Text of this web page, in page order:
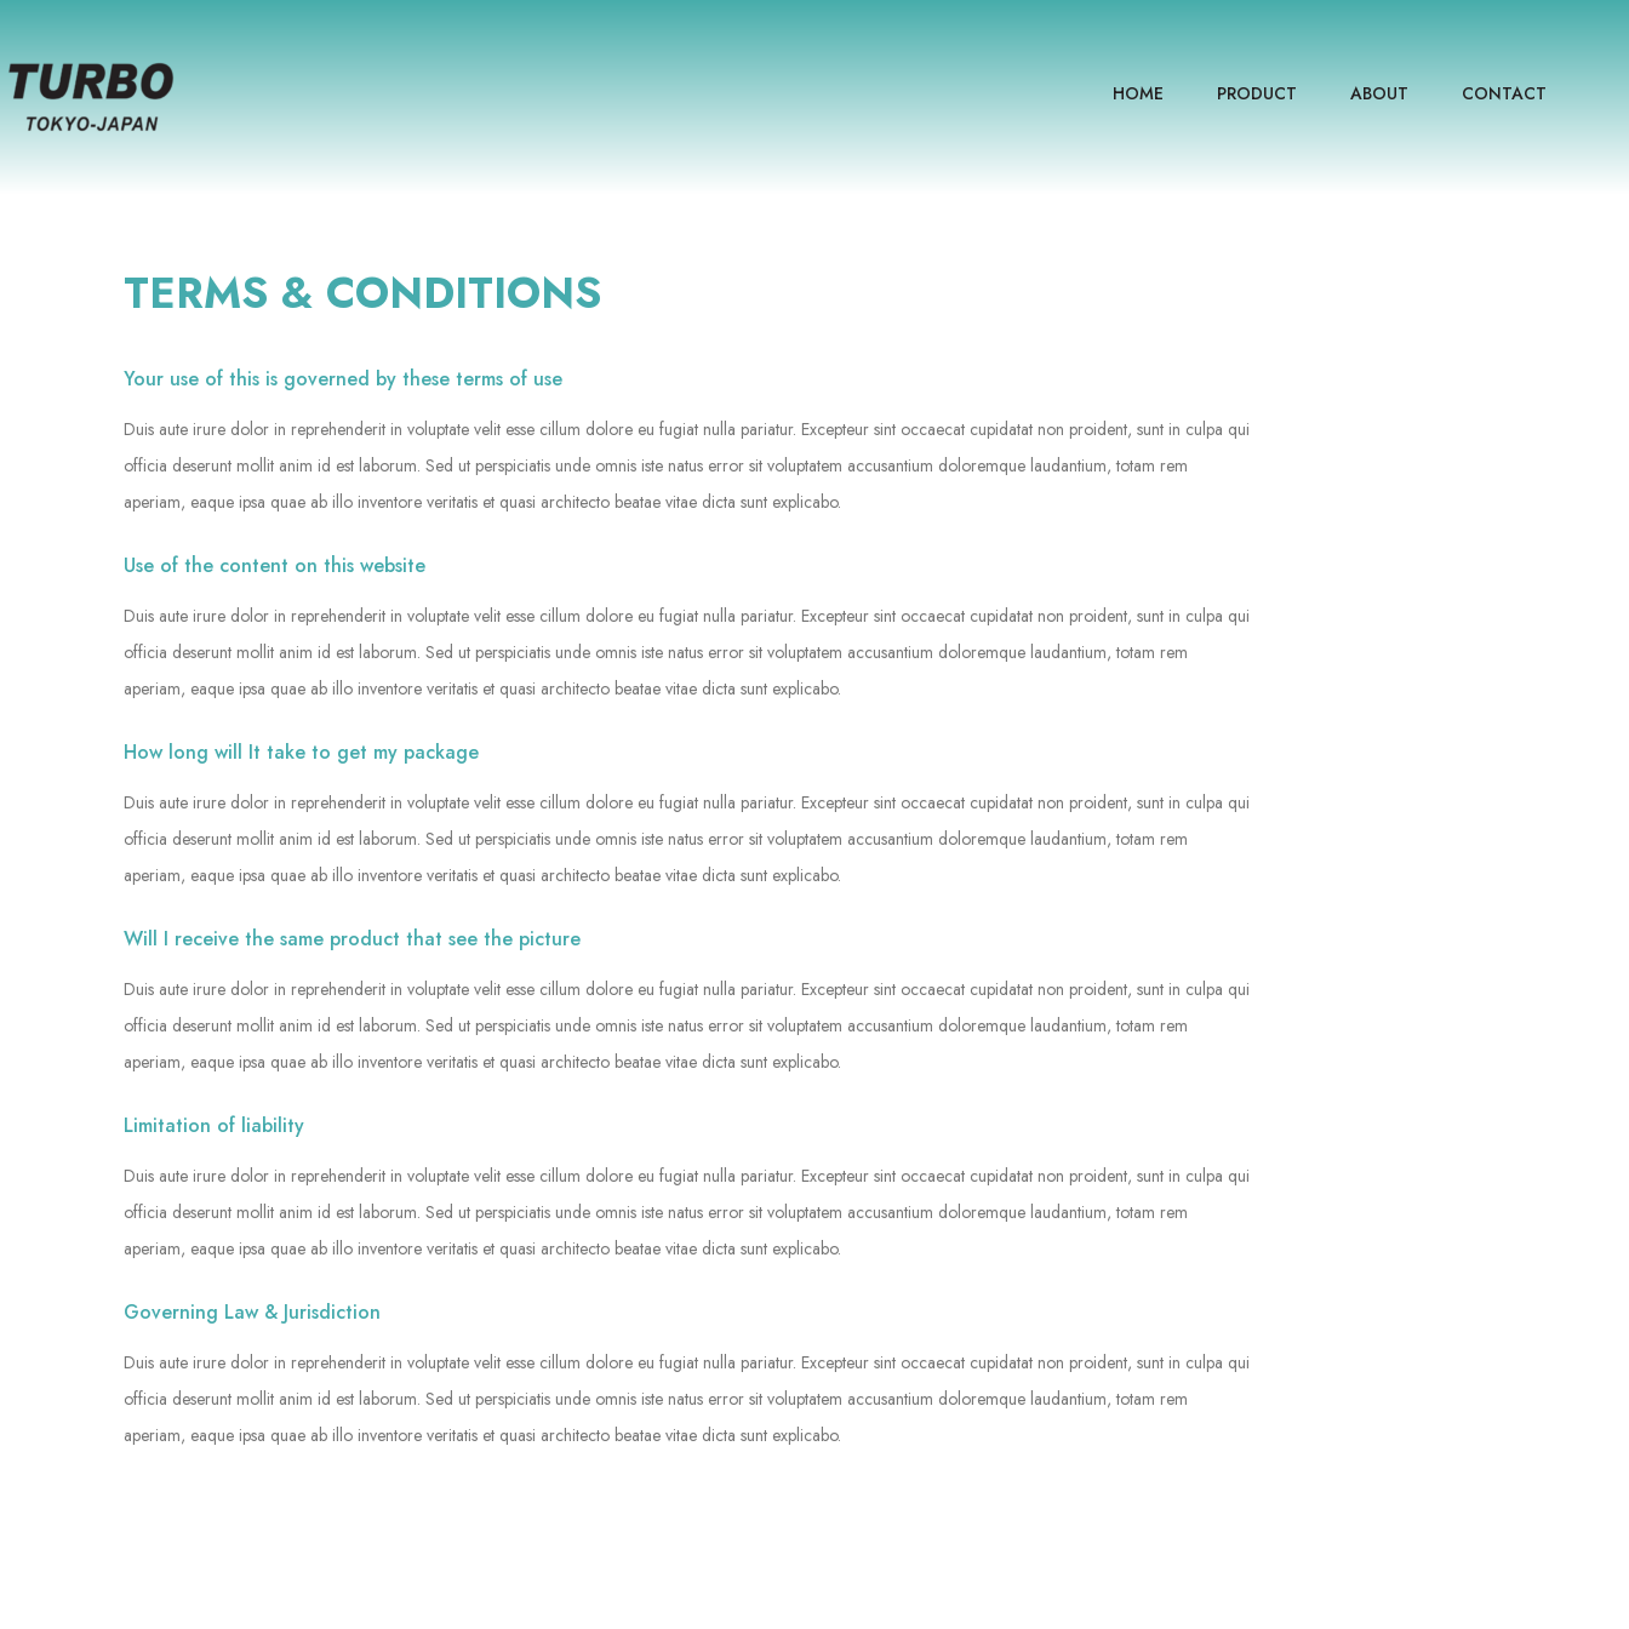
HOME PRODUCT ABOUT CONTACT
TERMS & CONDITIONS
Your use of this is governed by these terms of use
Duis aute irure dolor in reprehenderit in voluptate velit esse cillum dolore eu fugiat nulla pariatur. Excepteur sint occaecat cupidatat non proident, sunt in culpa qui
officia deserunt mollit anim id est laborum. Sed ut perspiciatis unde omnis iste natus error sit voluptatem accusantium doloremque laudantium, totam rem
aperiam, eaque ipsa quae ab illo inventore veritatis et quasi architecto beatae vitae dicta sunt explicabo.
Use of the content on this website
Duis aute irure dolor in reprehenderit in voluptate velit esse cillum dolore eu fugiat nulla pariatur. Excepteur sint occaecat cupidatat non proident, sunt in culpa qui
officia deserunt mollit anim id est laborum. Sed ut perspiciatis unde omnis iste natus error sit voluptatem accusantium doloremque laudantium, totam rem
aperiam, eaque ipsa quae ab illo inventore veritatis et quasi architecto beatae vitae dicta sunt explicabo.
How long will It take to get my package
Duis aute irure dolor in reprehenderit in voluptate velit esse cillum dolore eu fugiat nulla pariatur. Excepteur sint occaecat cupidatat non proident, sunt in culpa qui
officia deserunt mollit anim id est laborum. Sed ut perspiciatis unde omnis iste natus error sit voluptatem accusantium doloremque laudantium, totam rem
aperiam, eaque ipsa quae ab illo inventore veritatis et quasi architecto beatae vitae dicta sunt explicabo.
Will I receive the same product that see the picture
Duis aute irure dolor in reprehenderit in voluptate velit esse cillum dolore eu fugiat nulla pariatur. Excepteur sint occaecat cupidatat non proident, sunt in culpa qui
officia deserunt mollit anim id est laborum. Sed ut perspiciatis unde omnis iste natus error sit voluptatem accusantium doloremque laudantium, totam rem
aperiam, eaque ipsa quae ab illo inventore veritatis et quasi architecto beatae vitae dicta sunt explicabo.
Limitation of liability
Duis aute irure dolor in reprehenderit in voluptate velit esse cillum dolore eu fugiat nulla pariatur. Excepteur sint occaecat cupidatat non proident, sunt in culpa qui
officia deserunt mollit anim id est laborum. Sed ut perspiciatis unde omnis iste natus error sit voluptatem accusantium doloremque laudantium, totam rem
aperiam, eaque ipsa quae ab illo inventore veritatis et quasi architecto beatae vitae dicta sunt explicabo.
Governing Law & Jurisdiction
Duis aute irure dolor in reprehenderit in voluptate velit esse cillum dolore eu fugiat nulla pariatur. Excepteur sint occaecat cupidatat non proident, sunt in culpa qui
officia deserunt mollit anim id est laborum. Sed ut perspiciatis unde omnis iste natus error sit voluptatem accusantium doloremque laudantium, totam rem
aperiam, eaque ipsa quae ab illo inventore veritatis et quasi architecto beatae vitae dicta sunt explicabo.